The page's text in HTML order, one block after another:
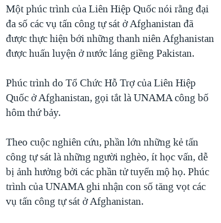
hướng
chính
Đi
tới
MỤC
TỰ DO BÁO CHÍ
VẠCH TRẦN TIN GIẢ
ĐỜI SỐNG
KINH TẾ
KHOA HỌC
VĂN HOÁ
THỂ THAO
GIÁO DỤC
CHUYÊN ĐỀ
CHIẾN TRANH THƯƠNG MẠI CỦA MỸ: QUÁ KHỨ VÀ HIỆN
TẠI
MỘT NĂM CHIẾN TRANH TẠI DẢI GAZA
GIẢI MÃ VÀNH ĐAI & CON ĐƯỜNG
TRỊNH VĨNH BÌNH - NGƯỜI HẠ 'BÊN THẮNG CUỘC'
GROUND ZERO – XƯA VÀ NAY
CÁC GIÁ TRỊ CỘNG HÒA Ở VIỆT NAM
HỌC TIẾNG ANH
NGHE
MẠNG XÃ HỘI
Ngôn ngữ khác
Một phúc trình của Liên Hiệp Quốc nói rằng đại
đa số các vụ tấn công tự sát ở Afghanistan đã
được thực hiện bới những thanh niên Afghanistan
được huấn luyện ở nước láng giềng Pakistan.
Phúc trình do Tổ Chức Hỗ Trợ của Liên Hiệp
Quốc ở Afghanistan, gọi tắt là UNAMA công bố
hôm thứ bảy.
Theo cuộc nghiên cứu, phần lớn những kẻ tấn
công tự sát là những người nghèo, ít học vấn, dễ
bị ảnh hưởng bởi các phần tử tuyển mộ họ. Phúc
trình của UNAMA ghi nhận con số tăng vọt các
vụ tấn công tự sát ở Afghanistan.